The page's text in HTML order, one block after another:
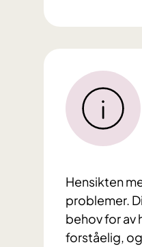
Hensikten
problemer.
behov for av
forståelig,